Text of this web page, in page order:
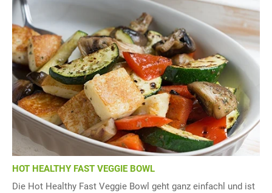
HOT HEALTHY FAST VEGGIE BOWL
Die Hot Healthy Fast Veggie Bowl geht ganz einfachl und ist